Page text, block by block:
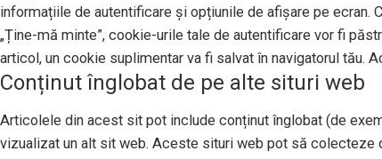
informațiile de autentificare și opțiunile de afișare pe ecran.
„Ține-mă minte”, cookie-urile tale de autentificare vor fi
articol, un cookie suplimentar va fi salvat în navigatorul tău.
Conținut înglobat de pe alte situri web
Articolele din acest sit pot include conținut înglobat (de
vizualizat un alt sit web. Aceste situri web pot să